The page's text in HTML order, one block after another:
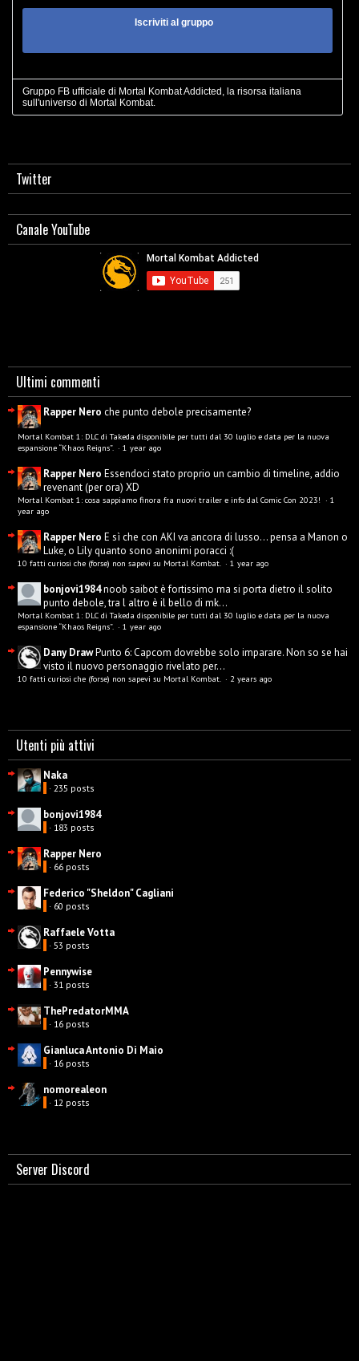
Iscriviti al gruppo
Gruppo FB ufficiale di Mortal Kombat Addicted, la risorsa italiana
sull'universo di Mortal Kombat.
Twitter
Canale YouTube
Ultimi commenti
Rapper Nero che punto debole precisamente?
Mortal Kombat 1: DLC di Takeda disponibile per tutti dal 30 luglio e data per la nuova
espansione “Khaos Reigns”. · 1 year ago
Rapper Nero Essendoci stato proprio un cambio di timeline, addio
revenant (per ora) XD
Mortal Kombat 1: cosa sappiamo finora fra nuovi trailer e info dal Comic Con 2023! · 1
year ago
Rapper Nero E sì che con AKI va ancora di lusso... pensa a Manon o
Luke, o Lily quanto sono anonimi poracci :(
10 fatti curiosi che (forse) non sapevi su Mortal Kombat. · 1 year ago
bonjovi1984noob saibot è fortissimo ma si porta dietro il solito
punto debole, tra l altro è il bello di mk...
Mortal Kombat 1: DLC di Takeda disponibile per tutti dal 30 luglio e data per la nuova
espansione “Khaos Reigns”. · 1 year ago
Dany DrawPunto 6: Capcom dovrebbe solo imparare. Non so se hai
visto il nuovo personaggio rivelato per...
10 fatti curiosi che (forse) non sapevi su Mortal Kombat. · 2 years ago
Utenti più attivi
Naka
· 235 posts
bonjovi1984
· 183 posts
Rapper Nero
· 66 posts
Federico "Sheldon" Cagliani
· 60 posts
Raffaele Votta
· 53 posts
Pennywise
· 31 posts
ThePredatorMMA
· 16 posts
Gianluca Antonio Di Maio
· 16 posts
nomorealeon
· 12 posts
Server Discord